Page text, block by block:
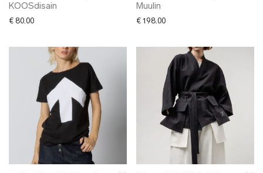
KOOSdisain
€ 80.00
Muulin
€ 198.00